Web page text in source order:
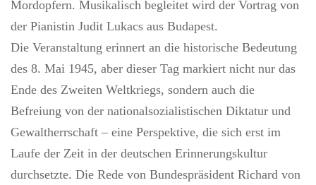
Mordopfern. Musikalisch begleitet wird der Vortrag von
der Pianistin Judit Lukacs aus Budapest.
Die Veranstaltung erinnert an die historische Bedeutung
des 8. Mai 1945, aber dieser Tag markiert nicht nur das
Ende des Zweiten Weltkriegs, sondern auch die
Befreiung von der nationalsozialistischen Diktatur und
Gewaltherrschaft – eine Perspektive, die sich erst im
Laufe der Zeit in der deutschen Erinnerungskultur
durchsetzte. Die Rede von Bundespräsident Richard von